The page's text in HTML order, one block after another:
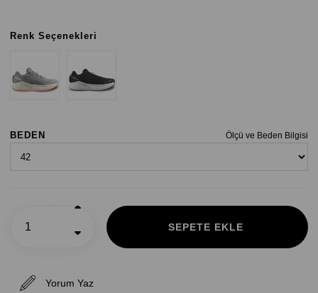
Renk Seçenekleri
Ölçü ve Beden Bilgisi
BEDEN
Yorum Yaz